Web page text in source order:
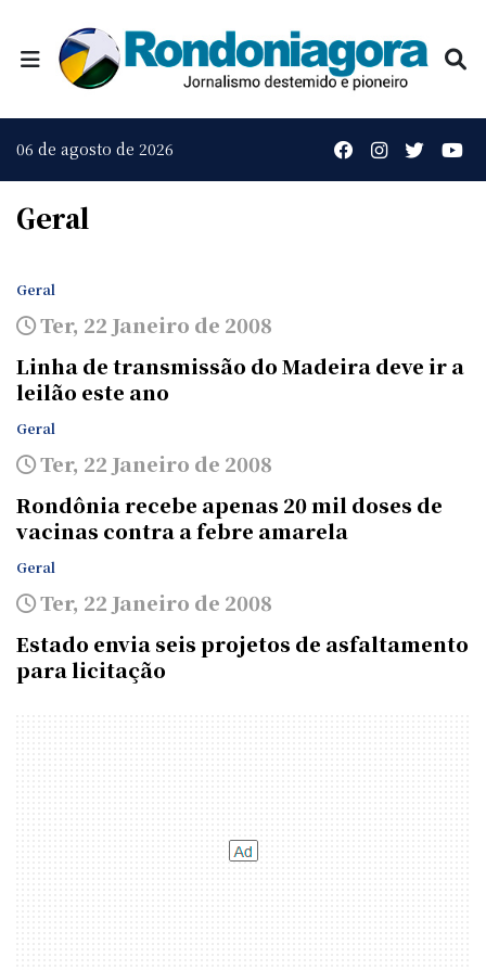
06 de agosto de 2026
Geral
Geral
Ter, 22 Janeiro de 2008
Linha de transmissão do Madeira deve ir a
leilão este ano
Geral
Ter, 22 Janeiro de 2008
Rondônia recebe apenas 20 mil doses de
vacinas contra a febre amarela
Geral
Ter, 22 Janeiro de 2008
Estado envia seis projetos de asfaltamento
para licitação